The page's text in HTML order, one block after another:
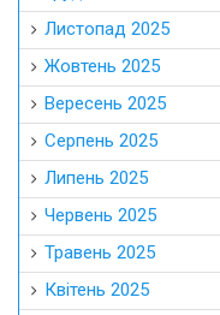
Листопад 2025
Жовтень 2025
Вересень 2025
Серпень 2025
Липень 2025
Червень 2025
Травень 2025
Квітень 2025